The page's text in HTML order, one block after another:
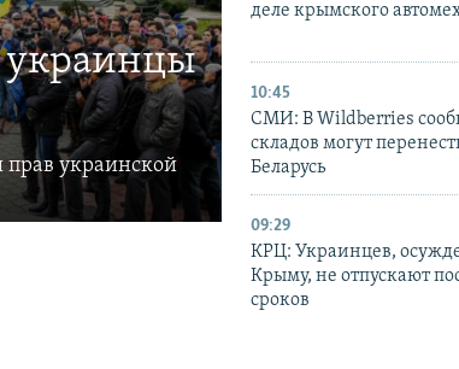
украинцы
прав украинской
деле крымского
10:45
СМИ: В Wildberries
складов могут
Беларусь
09:29
КРЦ: Украинцев,
Крыму, не отпускают
сроков